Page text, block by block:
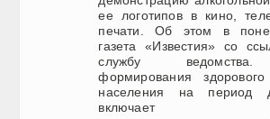
ее логотипов в кино,
печати. Об этом в
газета «Известия» со
службу ведомства.
формирования
населения на период
включает